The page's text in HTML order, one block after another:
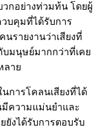
วกอย่างท่วมท้น โดยผู้
บคุมที่ได้รับการ
รายงานว่าเสียงที่
มนุษย์มากกว่าที่เคย
ลาย
การโคลนเสียงที่ได้
มีความแม่นยำและ
ยังได้รับการตอบรับ